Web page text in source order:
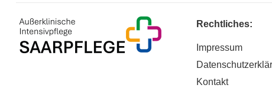
Rechtliches:
Impressum
Kontakt